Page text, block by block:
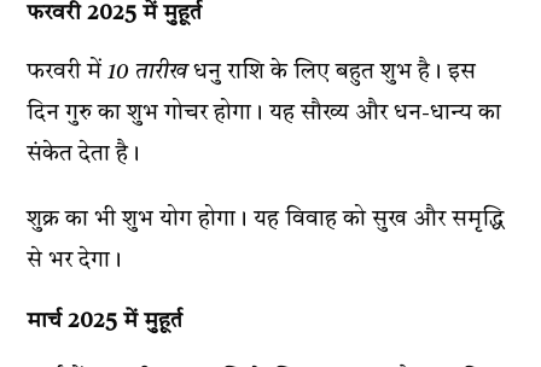
फरवरी 2025 में मुहूर्त
फरवरी में10 तारीखधनु राशि के लिए बहुत शुभ है। इस
दिन गुरु का शुभ गोचर होगा। यह सौख्य और धन-धान्य का
संकेत देता है।
शुक्र का भी शुभ योग होगा। यह विवाह को सुख और समृद्धि
से भर देगा।
मार्च 2025 में मुहूर्त